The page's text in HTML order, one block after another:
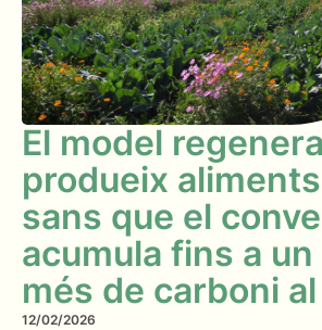
El model
produeix
sans que el
acumula fins a un
més de carboni
12/02/2026